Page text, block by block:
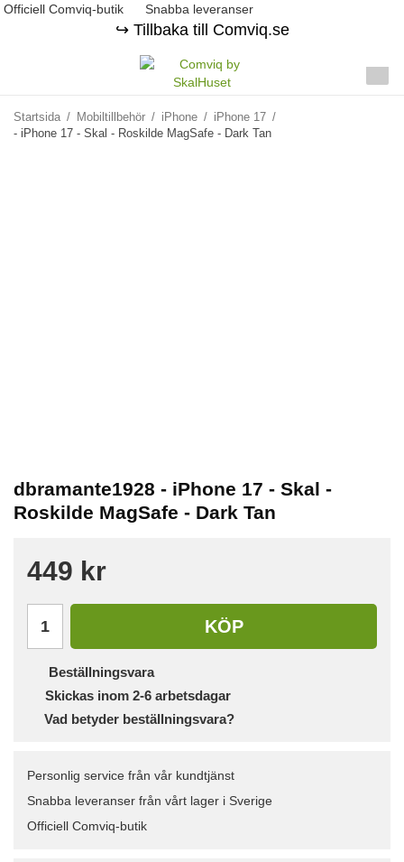
Officiell Comviq-butik Snabba leveranser
↪️ Tillbaka till Comviq.se
Startsida / Mobiltillbehör / iPhone / iPhone 17 /
- iPhone 17 - Skal - Roskilde MagSafe - Dark Tan
dbramante1928 - iPhone 17 - Skal -
Roskilde MagSafe - Dark Tan
449 kr
KÖP
Beställningsvara
Skickas inom 2-6 arbetsdagar
Vad betyder beställningsvara?
Personlig service från vår kundtjänst
Snabba leveranser från vårt lager i Sverige
Officiell Comviq-butik